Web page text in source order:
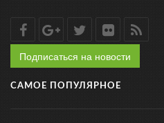
Подписаться на новости
САМОЕ ПОПУЛЯРНОЕ